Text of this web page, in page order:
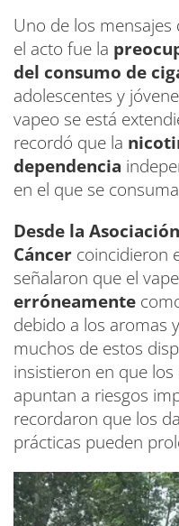
Uno de los
el acto fue la
del consumo de
adolescentes y
vapeo se está
recordó que la
dependencia
en el que se
Desde la
Cáncer coincidieron
señalaron que el
erróneamente
debido a los aromas
muchos de estos
insistieron en que
apuntan a riesgos
recordaron que los
prácticas pueden